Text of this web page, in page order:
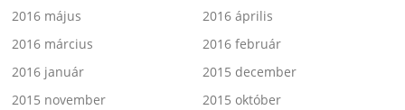
2016 május
2016 április
2016 március
2016 február
2016 január
2015 december
2015 november
2015 október